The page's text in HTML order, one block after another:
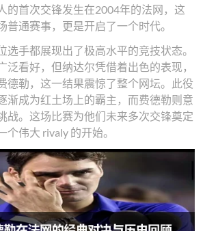
的首次交锋发生在2004年的法网，这
普通赛事，更是开启了一个时代。
选手都展现出了极高水平的竞技状态。
泛看好，但纳达尔凭借着出色的表现，
德勒，这一结果震惊了整个网坛。此役
渐成为红土场上的霸主，而费德勒则意
战。这场比赛为他们未来多次交锋奠定
伟大 rivaly 的开始。